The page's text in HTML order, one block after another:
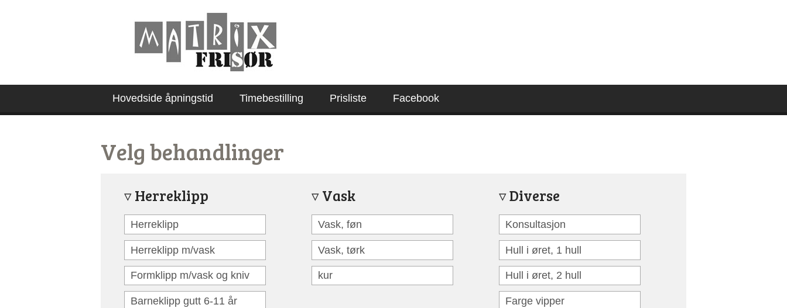
Hovedside åpningstid Timebestilling Prisliste Facebook
Velg behandlinger
Herreklipp
Herreklipp
Herreklipp m/vask
Formklipp m/vask og kniv
Barneklipp gutt 6-11 år
Vask
Vask, føn
Vask, tørk
kur
Diverse
Konsultasjon
Hull i øret, 1 hull
Hull i øret, 2 hull
Farge vipper